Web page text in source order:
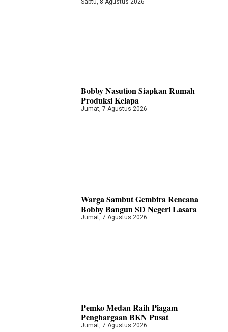
Sabtu, 8 Agustus 2026
Bobby Nasution Siapkan Rumah
Produksi Kelapa
Jumat, 7 Agustus 2026
Warga Sambut Gembira Rencana
Bobby Bangun SD Negeri Lasara
Jumat, 7 Agustus 2026
Pemko Medan Raih Piagam
Penghargaan BKN Pusat
Jumat, 7 Agustus 2026